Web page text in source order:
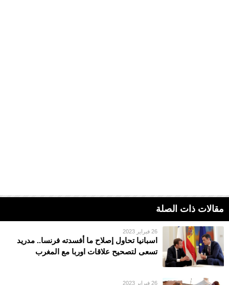
مقالات ذات الصلة
26 فبراير 2023
اسبانيا تحاول إصلاح ما أفسدته فرنسا.. مدريد
تسعى لتصحيح علاقات اوربا مع المغرب
26 فبراير 2023